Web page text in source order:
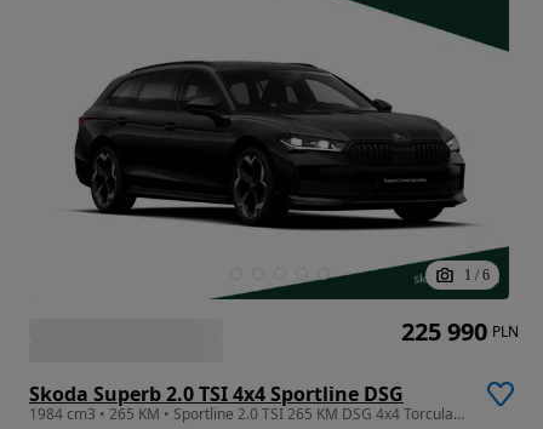
1 / 6
Skoda Superb 2.0 TSI 4x4 Sportline DSG
1984 cm3 • 265 KM • Sportline 2.0 TSI 265 KM DSG 4x4 Torcular 19" dostępny od ręki !
225 990 PLN